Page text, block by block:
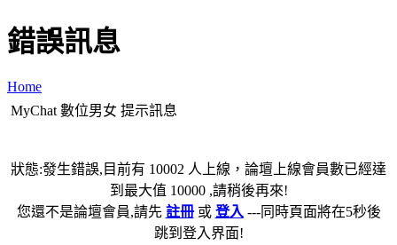
錯誤訊息
Home
MyChat 數位男女 提示訊息
狀態:發生錯誤,目前有 10002 人上線，論壇上線會員數已經達
到最大值 10000 ,請稍後再來!
您還不是論壇會員,請先 註冊或 登入 ---同時頁面將在5秒後
跳到登入界面!